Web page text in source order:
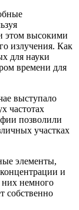
этом высокими
излучения. Как
для науки
времени для
выступало
частотах
позволили
участках
элементы,
и
них немного
собственно